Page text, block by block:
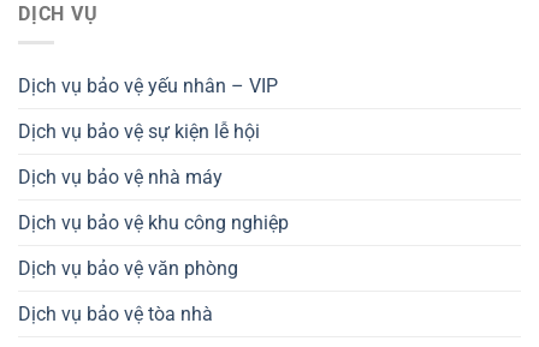
DỊCH VỤ
Dịch vụ bảo vệ yếu nhân – VIP
Dịch vụ bảo vệ sự kiện lễ hội
Dịch vụ bảo vệ nhà máy
Dịch vụ bảo vệ khu công nghiệp
Dịch vụ bảo vệ văn phòng
Dịch vụ bảo vệ tòa nhà